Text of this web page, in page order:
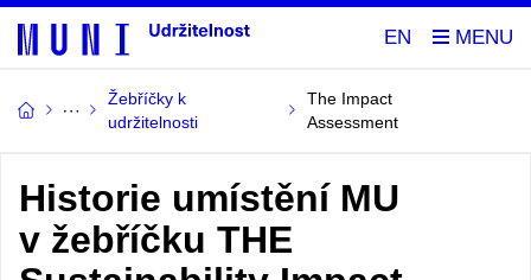
EN
Žebříčky k
udržitelnosti
The Impact
Assessment
Historie umístění MU
v žebříčku THE